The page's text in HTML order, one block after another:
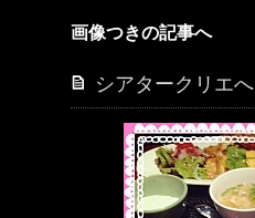
画像つきの記事へ
シアタークリエへ